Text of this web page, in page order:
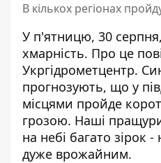
В кількох регіонах
У п'ятницю, 30 серпня,
хмарність. Про це
Укргідрометцентр.
прогнозують, що у
місцями пройде
грозою. Наші
на небі багато зірок
дуже врожайним.